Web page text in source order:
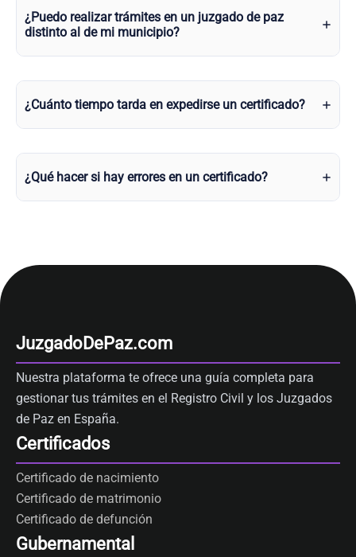
¿Puedo realizar trámites en un juzgado de paz
distinto al de mi municipio?
¿Cuánto tiempo tarda en expedirse un certificado?
¿Qué hacer si hay errores en un certificado?
JuzgadoDePaz.com
Nuestra plataforma te ofrece una guía completa para
gestionar tus trámites en el Registro Civil y los Juzgados
de Paz en España.
Certificados
Certificado de nacimiento
Certificado de matrimonio
Certificado de defunción
Gubernamental